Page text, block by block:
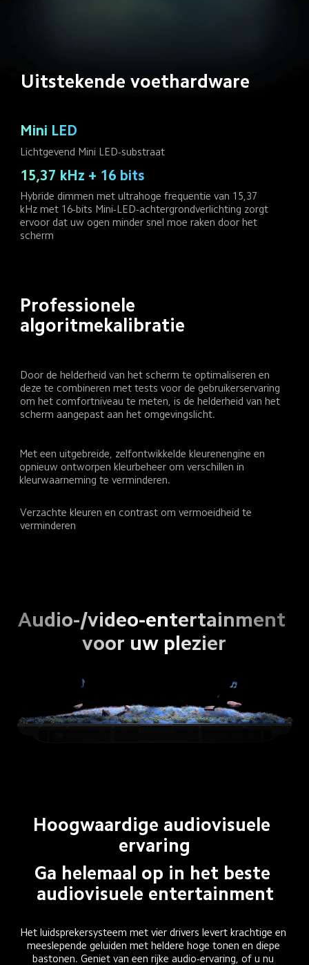
Uitstekende voethardware
Mini LED
Lichtgevend Mini LED-substraat
15,37 kHz + 16 bits
Hybride dimmen met ultrahoge frequentie van 15,37
kHz met 16-bits Mini-LED-achtergrondverlichting zorgt
ervoor dat uw ogen minder snel moe raken door het
scherm
Professionele
algoritmekalibratie
Door de helderheid van het scherm te optimaliseren en
deze te combineren met tests voor de gebruikerservaring
om het comfortniveau te meten, is de helderheid van het
scherm aangepast aan het omgevingslicht.
Met een uitgebreide, zelfontwikkelde kleurenengine en
opnieuw ontworpen kleurbeheer om verschillen in
kleurwaarneming te verminderen.
Verzachte kleuren en contrast om vermoeidheid te
verminderen
Audio-/video-entertainment
voor uw plezier
Hoogwaardige audiovisuele
ervaring
Ga helemaal op in het beste
audiovisuele entertainment
Het luidsprekersysteem met vier drivers levert krachtige en
meeslepende geluiden met heldere hoge tonen en diepe
bastonen. Geniet van een rijke audio-ervaring, of u nu